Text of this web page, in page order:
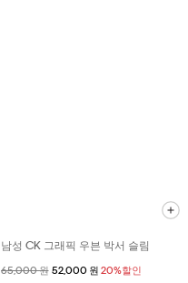
남성 CK 그래픽 우븐 박서 슬림
할인 전 가격
65,000 원할인된 가격
52,000 원 20%할인